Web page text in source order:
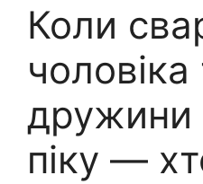
Коли
чоловіка
дружини
піку —